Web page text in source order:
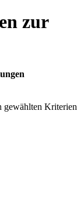
zur
gewählten Kriterien